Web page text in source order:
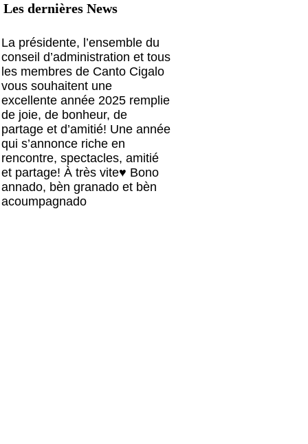
Les dernières News
La présidente, l’ensemble du
conseil d’administration et tous
les membres de Canto Cigalo
vous souhaitent une
excellente année 2025 remplie
de joie, de bonheur, de
partage et d’amitié! Une année
qui s’annonce riche en
rencontre, spectacles, amitié
et partage! À très vite♥️ Bono
annado, bèn granado et bèn
acoumpagnado